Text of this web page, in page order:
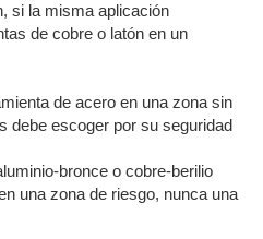
si la misma aplicación
de cobre o latón en un
de acero en una zona sin
debe escoger por su seguridad
bronce o cobre-berilio
una zona de riesgo, nunca una